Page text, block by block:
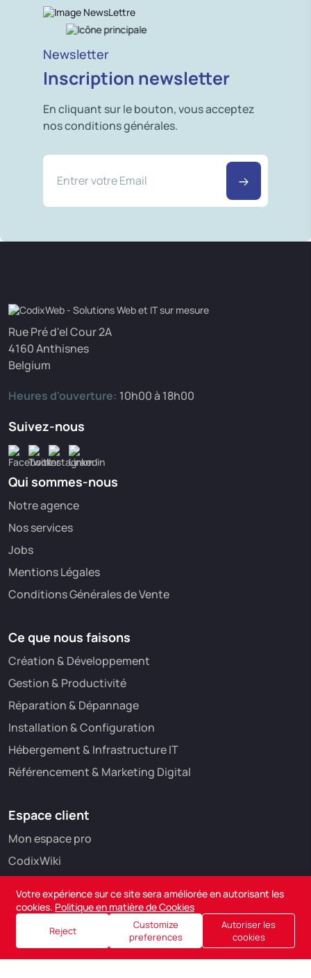
Newsletter
Inscription newsletter
En cliquant sur le bouton, vous acceptez
nos conditions générales.
Rue Pré d'el Cour 2A
4160 Anthisnes
Belgium
Heures d'ouverture: 10h00 à 18h00
Suivez-nous
Qui sommes-nous
Notre agence
Nos services
Jobs
Mentions Légales
Conditions Générales de Vente
Ce que nous faisons
Création & Développement
Gestion & Productivité
Réparation & Dépannage
Installation & Configuration
Hébergement & Infrastructure IT
Référencement & Marketing Digital
Espace client
Mon espace pro
CodixWiki
Mentions Légales Conditions Générales de Vente
Votre expérience sur ce site sera améliorée en autorisant les
cookies. Politique en matière de Cookies
Reject
Customize
preferences
Autoriser les
cookies